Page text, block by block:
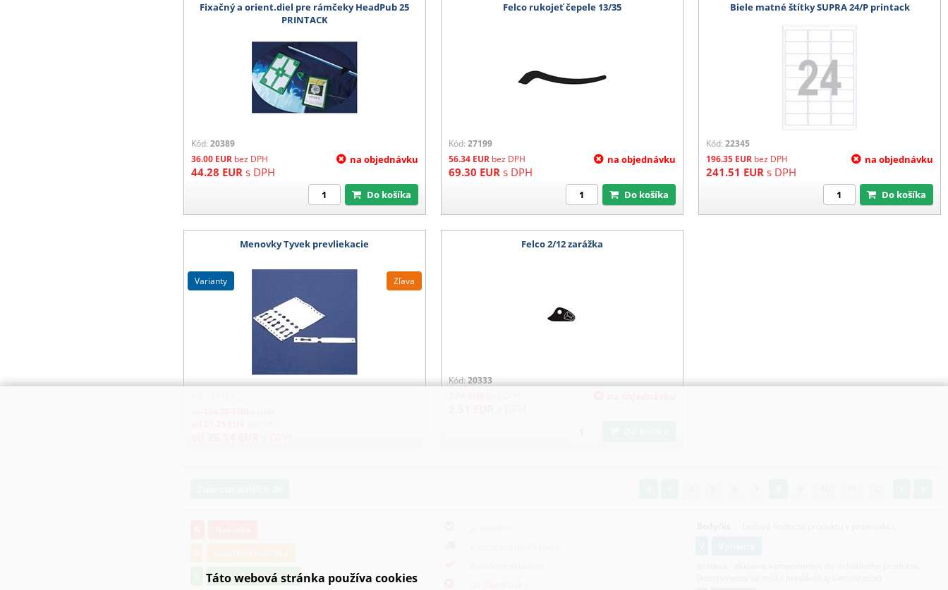
Fixačný a orient.diel pre rámčeky HeadPub 25
PRINTACK
Kód: 20389
36.00 EUR bez DPH
44.28 EUR s DPH
na objednávku
Do košíka
Felco rukojeť čepele 13/35
Kód:27199
56.34 EUR bez DPH
69.30 EUR s DPH
na objednávku
Do košíka
Biele matné štítky SUPRA 24/P printack
Kód:22345
196.35 EUR bez DPH
241.51 EUR s DPH
na objednávku
Do košíka
Menovky Tyvek prevliekacie
Zľava
varianty
Felco 2/12 zarážka
Kód:20333
Výprodej bambusů
Táto webová stránka používa cookies